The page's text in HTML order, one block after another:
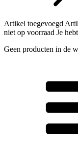
Artikel toegevoegd
niet op voorraad Je
Geen producten in de